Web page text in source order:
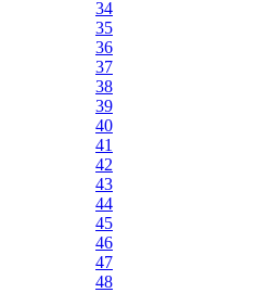
34
35
36
37
38
39
40
41
42
43
44
45
46
47
48